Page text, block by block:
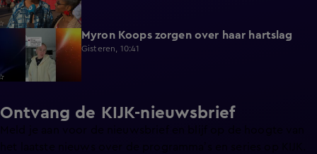
Myron Koops zorgen over haar hartslag
Gisteren, 10:41
Ontvang de KIJK-nieuwsbrief
Meld je aan voor de nieuwsbrief en blijf op de hoogte van